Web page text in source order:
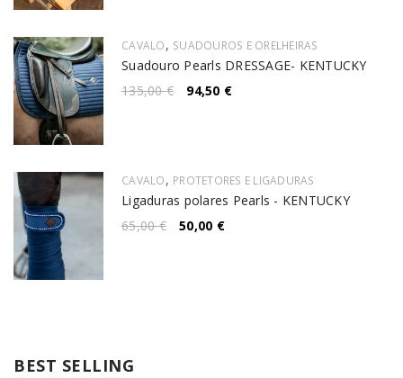
CAVALO, SUADOUROS E ORELHEIRAS
Suadouro Pearls DRESSAGE- KENTUCKY
135,00€ 94,50 €
CAVALO, PROTETORES E LIGADURAS
Ligaduras polares Pearls - KENTUCKY
65,00€ 50,00 €
BEST SELLING